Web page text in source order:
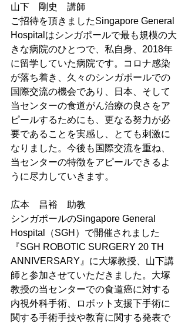
山下　剛史　講師
ご招待を頂きましたSingapore General
Hospitalはシンガポールで最も規模の大
きな病院のひとつで、私自身、2018年
に留学していた病院です。コロナ感染
が落ち着き、久々のシンガポールでの
国際交流の機会であり、日本、そして
当センターの食道がん治療の良さをア
ピールするためにも、更なる努力が必
要であることを実感し、とても刺激に
なりました。今後も国際交流を重ね、
当センターの特徴をアピールできるよ
うに尽力していきます。
広本　昌裕　助教
シンガポールのSingapore General
Hospital（SGH）で開催されました
『SGH ROBOTIC SURGERY 20 TH
ANNIVERSARY』に大塚教授、山下講
師と参加させていただきました。 大塚
教授の当センターでの食道癌に対する
内視外科手術、ロボット支援下手術に
関する手術手技や教育に関する発表で